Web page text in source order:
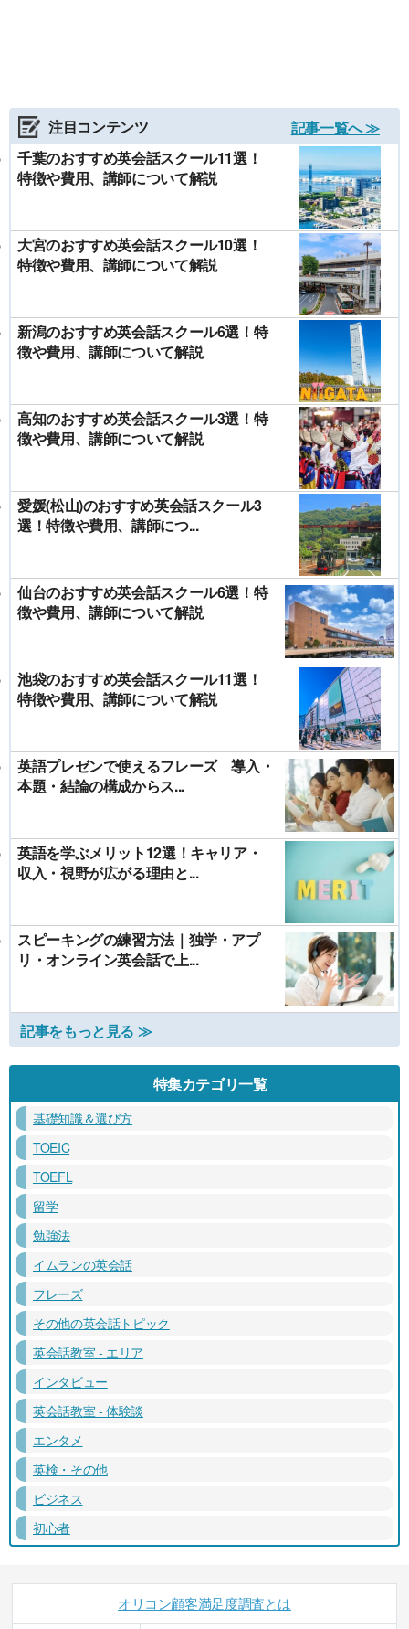
注目コンテンツ
記事一覧へ ≫
千葉のおすすめ英会話スクール11選！
特徴や費用、講師について解説
大宮のおすすめ英会話スクール10選！
特徴や費用、講師について解説
新潟のおすすめ英会話スクール6選！特
徴や費用、講師について解説
高知のおすすめ英会話スクール3選！特
徴や費用、講師について解説
愛媛(松山)のおすすめ英会話スクール3
選！特徴や費用、講師につ...
仙台のおすすめ英会話スクール6選！特
徴や費用、講師について解説
池袋のおすすめ英会話スクール11選！
特徴や費用、講師について解説
英語プレゼンで使えるフレーズ 導入・
本題・結論の構成からス...
英語を学ぶメリット12選！キャリア・
収入・視野が広がる理由と...
スピーキングの練習方法｜独学・アプ
リ・オンライン英会話で上...
記事をもっと見る ≫
特集カテゴリ一覧
基礎知識＆選び方
TOEIC
TOEFL
留学
勉強法
イムランの英会話
フレーズ
その他の英会話トピック
英会話教室 - エリア
インタビュー
英会話教室 - 体験談
エンタメ
英検・その他
ビジネス
初心者
オリコン顧客満足度調査とは